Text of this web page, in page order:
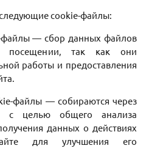
cookie-файлы:
файлы — сбор данных файлов
посещении, так как они
работы и предоставления
файлы — собираются через
с целью общего анализа
данных о действиях
для улучшения его